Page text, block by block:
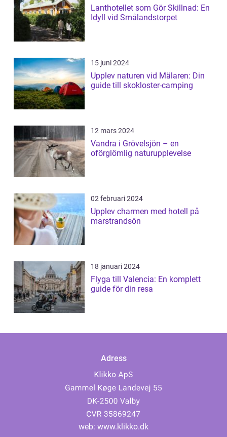
Lanthotellet som Gör Skillnad: En
Idyll vid Smålandstorpet
15 juni 2024
Upplev naturen vid Mälaren: Din
guide till skokloster-camping
12 mars 2024
Vandra i Grövelsjön – en
oförglömlig naturupplevelse
02 februari 2024
Upplev charmen med hotell på
marstrandsön
18 januari 2024
Flyga till Valencia: En komplett
guide för din resa
Adress
web: www.klikko.dk